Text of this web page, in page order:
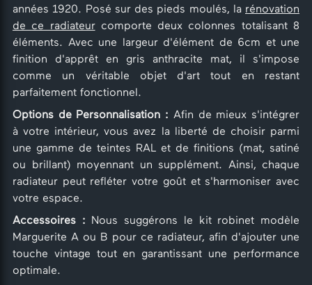
années 1920. Posé sur des pieds moulés, la rénovation
de ce radiateurcomporte deux colonnes totalisant 8
éléments. Avec une largeur d'élément de 6cm et une
finition d'apprêt en gris anthracite mat, il s'impose
comme un véritable objet d'art tout en restant
parfaitement fonctionnel.
Options de Personnalisation : Afin de mieux s'intégrer
à votre intérieur, vous avez la liberté de choisir parmi
une gamme de teintes RAL et de finitions (mat, satiné
ou brillant) moyennant un supplément. Ainsi, chaque
radiateur peut refléter votre goût et s'harmoniser avec
votre espace.
Accessoires : Nous suggérons le kit robinet modèle
Marguerite A ou B pour ce radiateur, afin d'ajouter une
touche vintage tout en garantissant une performance
optimale.